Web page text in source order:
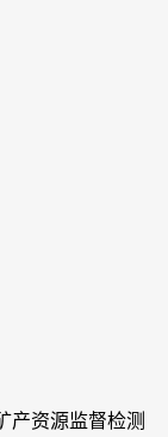
产资源监督检测